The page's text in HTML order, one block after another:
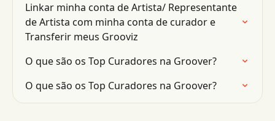
Linkar minha conta de Artista/ Representante
de Artista com minha conta de curador e
Transferir meus Grooviz
O que são os Top Curadores na Groover?
O que são os Top Curadores na Groover?